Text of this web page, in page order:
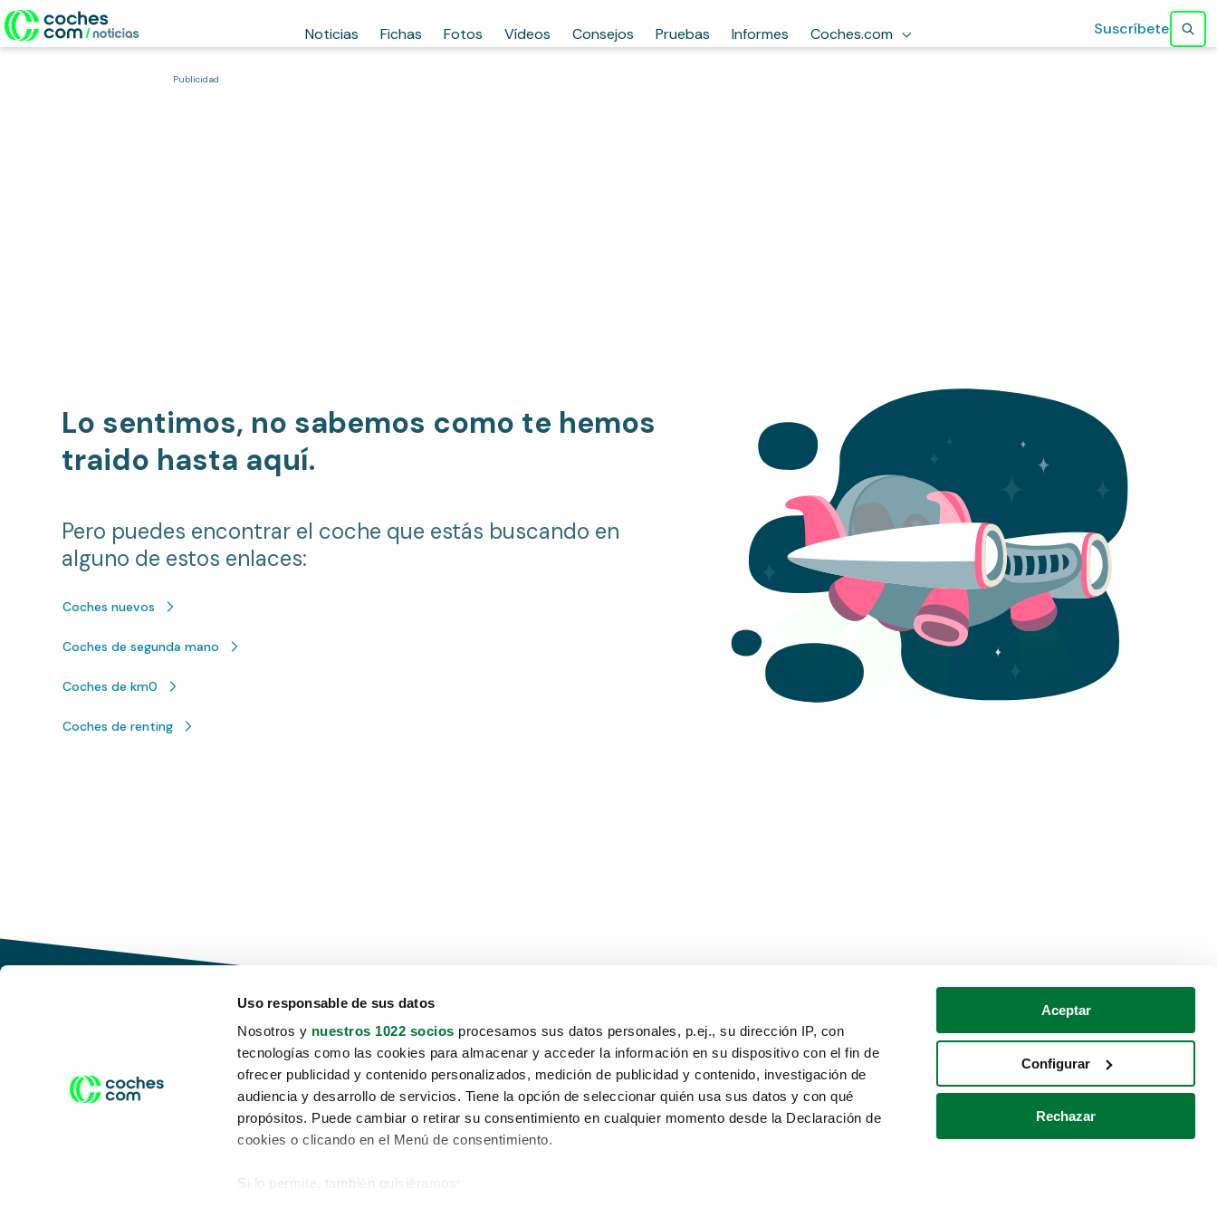
Uso responsable de sus datos
Nosotros y nuestros 1022 socios procesamos sus datos personales, p.ej., su dirección IP, con
tecnologías como las cookies para almacenar y acceder la información en su dispositivo con el fin de
ofrecer publicidad y contenido personalizados, medición de publicidad y contenido, investigación de
audiencia y desarrollo de servicios. Tiene la opción de seleccionar quién usa sus datos y con qué
propósitos. Puede cambiar o retirar su consentimiento en cualquier momento desde la Declaración de
cookies o clicando en el Menú de consentimiento.
Si lo permite, también quisiéramos:
Aceptar
Configurar
Rechazar
Noticias Fichas Fotos Vídeos Consejos Pruebas Informes Coches.com Suscríbete
Publicidad
Lo sentimos, no sabemos como te hemos
traido hasta aquí.
Pero puedes encontrar el coche que estás buscando en
alguno de estos enlaces:
Coches nuevos
Coches de segunda mano
Coches de km0
Coches de renting
Conduce tu futuro,
desata tu movilidad